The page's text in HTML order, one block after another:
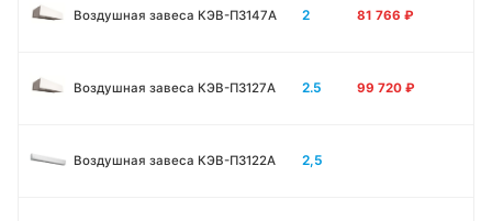
Воздушная завеса КЭВ-П3147A 2 81 766 ₽
Воздушная завеса КЭВ-П3127A 2.5 99 720 ₽
Воздушная завеса КЭВ-П3122A 2,5